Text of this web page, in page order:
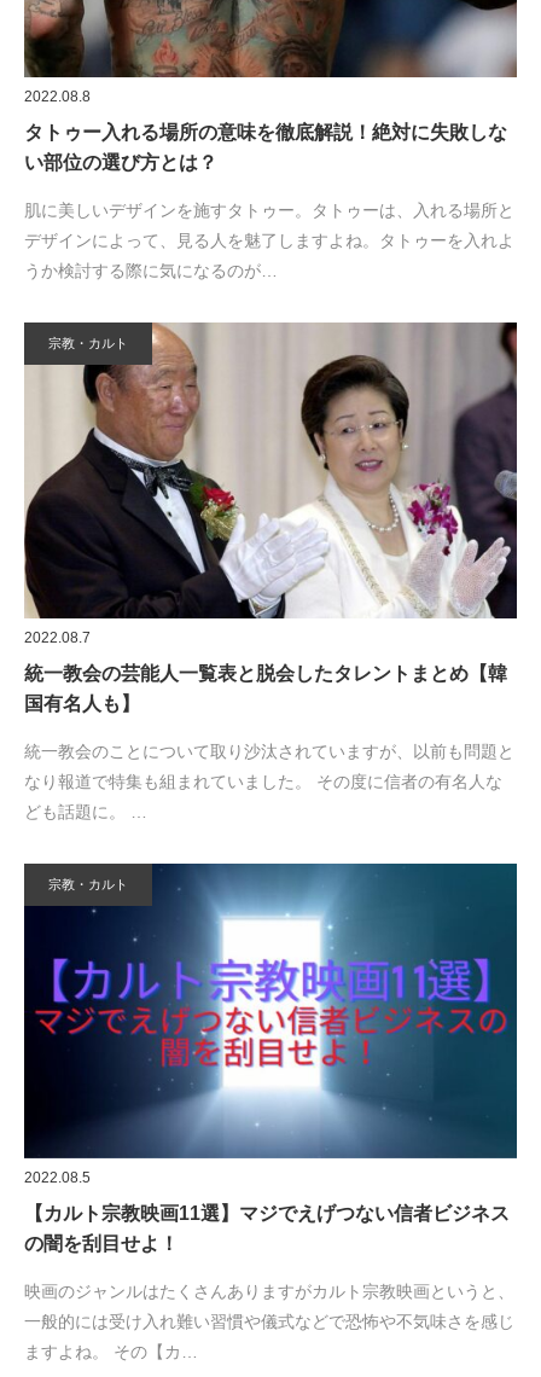
2022.08.8
タトゥー入れる場所の意味を徹底解説！絶対に失敗しな
い部位の選び方とは？
肌に美しいデザインを施すタトゥー。タトゥーは、入れる場所と
デザインによって、見る人を魅了しますよね。タトゥーを入れよ
うか検討する際に気になるのが…
宗教・カルト
2022.08.7
統一教会の芸能人一覧表と脱会したタレントまとめ【韓
国有名人も】
統一教会のことについて取り沙汰されていますが、以前も問題と
なり報道で特集も組まれていました。 その度に信者の有名人な
ども話題に。 …
宗教・カルト
2022.08.5
【カルト宗教映画11選】マジでえげつない信者ビジネス
の闇を刮目せよ！
映画のジャンルはたくさんありますがカルト宗教映画というと、
一般的には受け入れ難い習慣や儀式などで恐怖や不気味さを感じ
ますよね。 その【カ…